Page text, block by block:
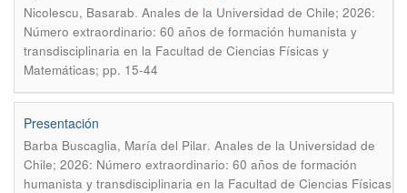
Nicolescu, Basarab. Anales de la Universidad de Chile; 2026:
Número extraordinario: 60 años de formación humanista y
transdisciplinaria en la Facultad de Ciencias Físicas y
Matemáticas; pp. 15-44
Presentación
Barba Buscaglia, María del Pilar. Anales de la Universidad de
Chile; 2026: Número extraordinario: 60 años de formación
humanista y transdisciplinaria en la Facultad de Ciencias Físicas